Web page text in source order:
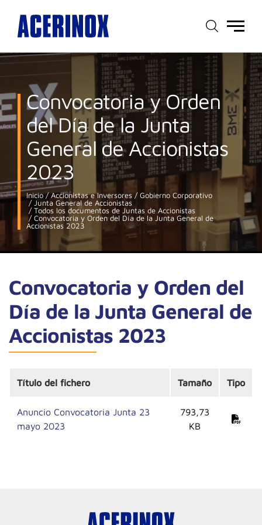
Menú
Convocatoria y Orden
del Día de la Junta
General de Accionistas
2023
Inicio Accionistas e Inversores Gobierno Corporativo
Junta General de Accionistas
Todos los documentos de Juntas de Accionistas
Convocatoria y Orden del Día de la Junta General de
Accionistas 2023
Convocatoria y Orden del
Día de la Junta General de
Accionistas 2023
Título del fichero Tamaño Tipo
Anuncio Convocatoria Junta 23
mayo 2023
793,73
KB